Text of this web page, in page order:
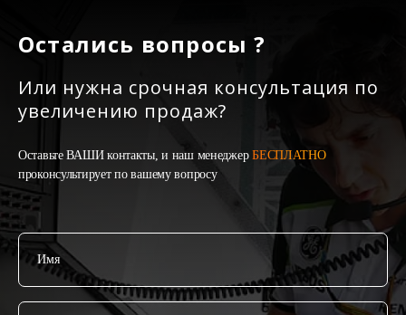
Остались вопросы ?
Или нужна срочная консультация по
увеличению продаж?
Оставьте ВАШИ контакты, и наш менеджерБЕСПЛАТНО
проконсультирует по вашему вопросу